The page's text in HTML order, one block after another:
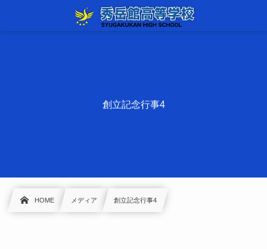
創立記念行事4
HOME メディア 創立記念行事4